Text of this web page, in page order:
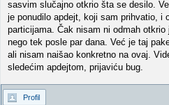
sasvim slučajno otkrio šta se desilo.
je ponudilo apdejt, koji sam prihvatio, i
particijama. Čak nisam ni odmah
nego tek posle par dana. Već je taj
ali nisam naišao konkretno na ovaj.
sledećim apdejtom, prijaviću bug.
Profil